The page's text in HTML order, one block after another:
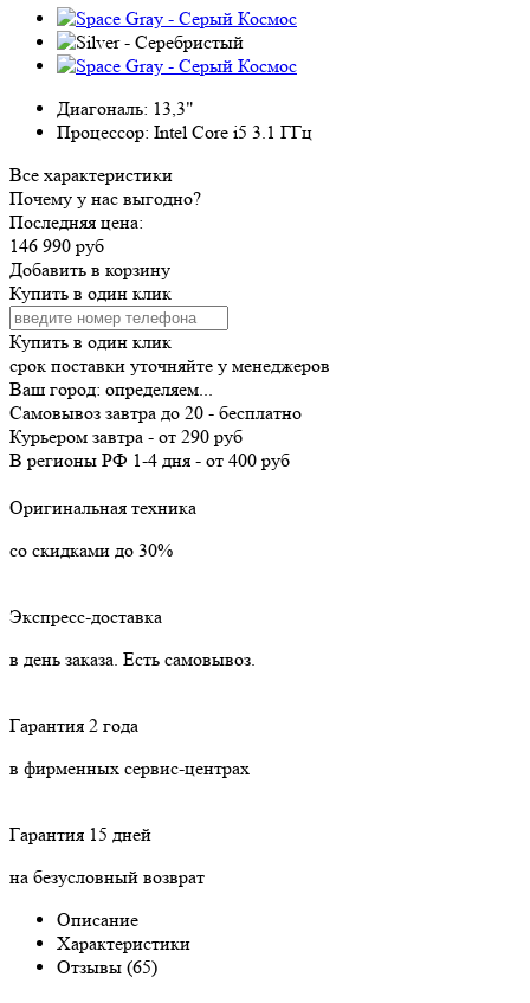
Диагональ: 13,3"
Процессор: Intel Core i5 3.1 ГГц
Все характеристики
Почему у нас выгодно?
Последняя цена:
146 990 руб
Добавить в корзину
Купить в один клик
Купить в один клик
срок поставки уточняйте у менеджеров
Ваш город: определяем...
Самовывоз завтра до 20 - бесплатно
Курьером завтра - от 290 руб
В регионы РФ 1-4 дня - от 400 руб
Оригинальная техника
со скидками до 30%
Экспресс-доставка
в день заказа. Есть самовывоз.
Гарантия 2 года
в фирменных сервис-центрах
Гарантия 15 дней
на безусловный возврат
Описание
Характеристики
Отзывы (65)